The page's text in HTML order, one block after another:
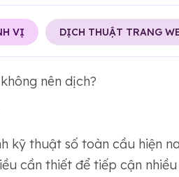
VỊ DỊCH THUẬT TRANG
nên dịch?
kỹ thuật số toàn cầu hiện
cần thiết để tiếp cận